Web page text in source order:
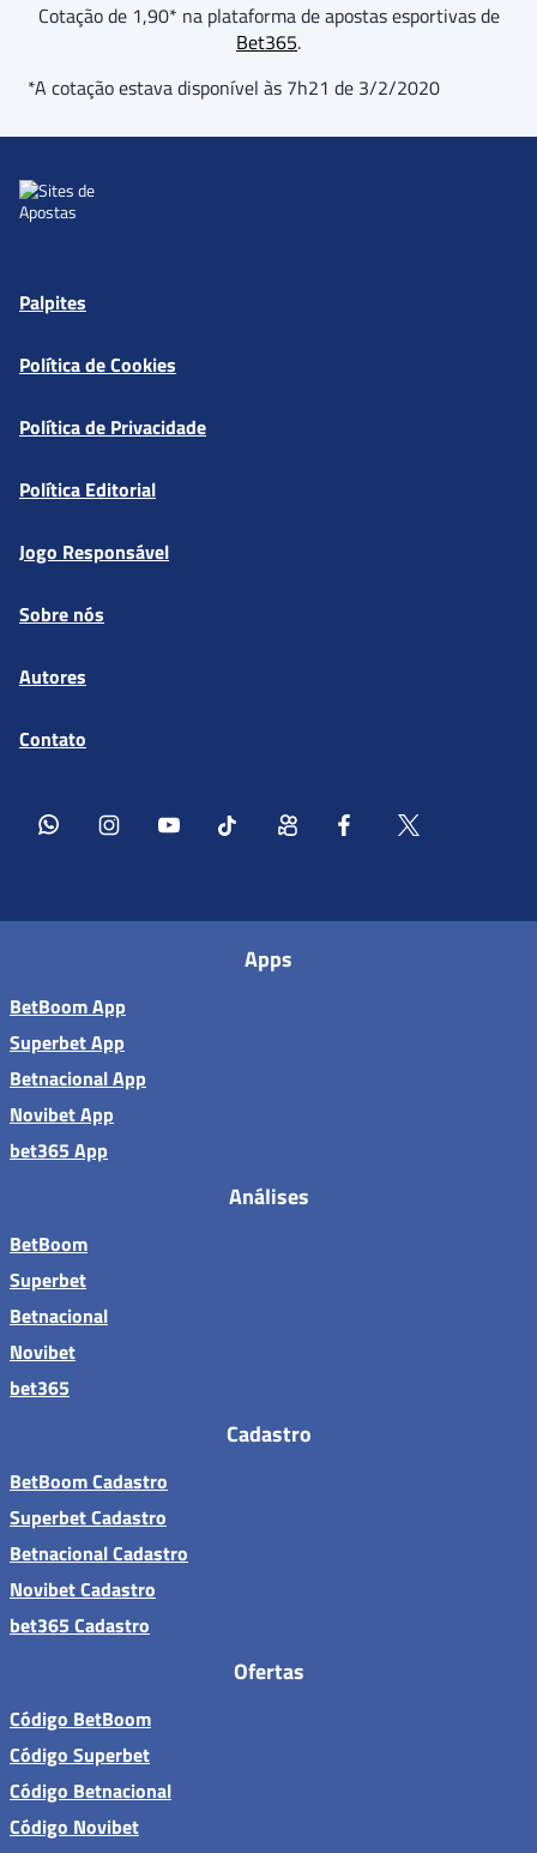
Cotação de 1,90* na plataforma de apostas esportivas de
Bet365.
*A cotação estava disponível às 7h21 de 3/2/2020
Palpites
Política de Cookies
Política de Privacidade
Política Editorial
Jogo Responsável
Sobre nós
Autores
Contato
Apps
BetBoom App
Superbet App
Betnacional App
Novibet App
bet365 App
Análises
BetBoom
Superbet
Betnacional
Novibet
bet365
Cadastro
BetBoom Cadastro
Superbet Cadastro
Betnacional Cadastro
Novibet Cadastro
bet365 Cadastro
Ofertas
Código BetBoom
Código Superbet
Código Betnacional
Código Novibet